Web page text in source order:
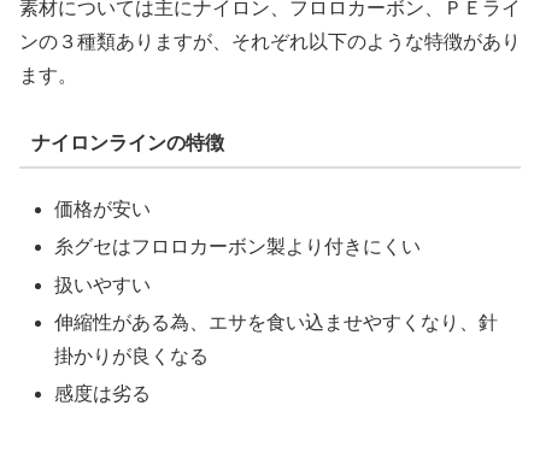
素材については主にナイロン、フロロカーボン、ＰＥライ
ンの３種類ありますが、それぞれ以下のような特徴があり
ます。
ナイロンラインの特徴
価格が安い
糸グセはフロロカーボン製より付きにくい
扱いやすい
伸縮性がある為、エサを食い込ませやすくなり、針
掛かりが良くなる
感度は劣る